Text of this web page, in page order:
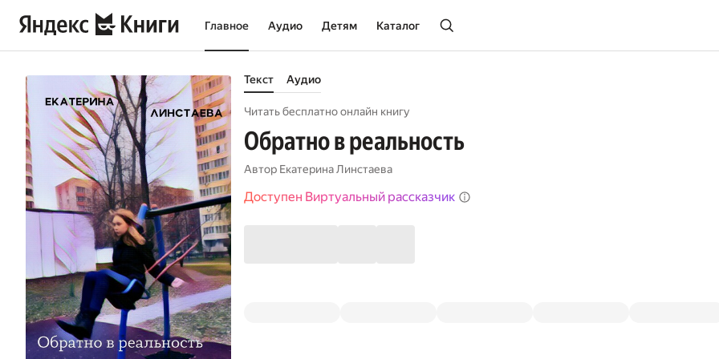
Главное Аудио Детям Каталог
Текст Аудио
Читать бесплатно онлайн книгу
Обратно в реальность
Автор Екатерина Линстаева
Доступен Виртуальный рассказчик